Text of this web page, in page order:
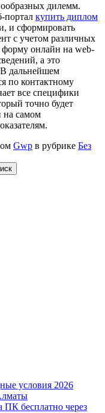
дилемм.
портал купить диплом
и сформировать
с учетом различных
форму онлайн на web-
а это
В дальнейшем
по контактному
все специфики
точно будет
на самом
Gwp в рубрике Без
условия 2026
ПК бесплатно через